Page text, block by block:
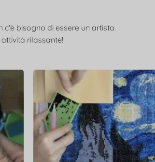
bisogno di essere un artista.
rilassante!